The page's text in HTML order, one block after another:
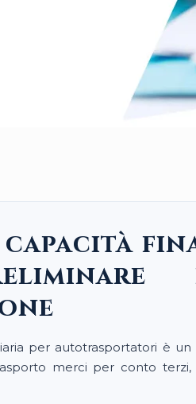
capacità
per autotrasportatori è
merci per conto